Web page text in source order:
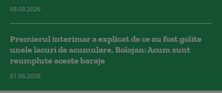
08.08.2026
Premierul interimar a explicat de ce au fost golite
unele lacuri de acumulare. Bolojan: Acum sunt
reumplute aceste baraje
07.08.2026